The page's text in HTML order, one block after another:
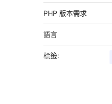
PHP 版本需求
語言
標籤: